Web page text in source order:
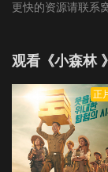
更快的资源请联系
观看《小森林
正